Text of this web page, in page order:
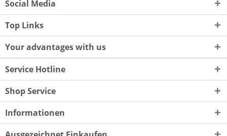
Social Media
Top Links
Your advantages with us
Service Hotline
Shop Service
Informationen